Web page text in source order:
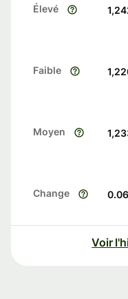
Élevé
Faible
Moyen
Change 0.06
Voir